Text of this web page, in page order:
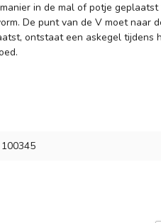
in de mal of potje
De punt van de V moet naar
ontstaat een askegel tijdens
100345